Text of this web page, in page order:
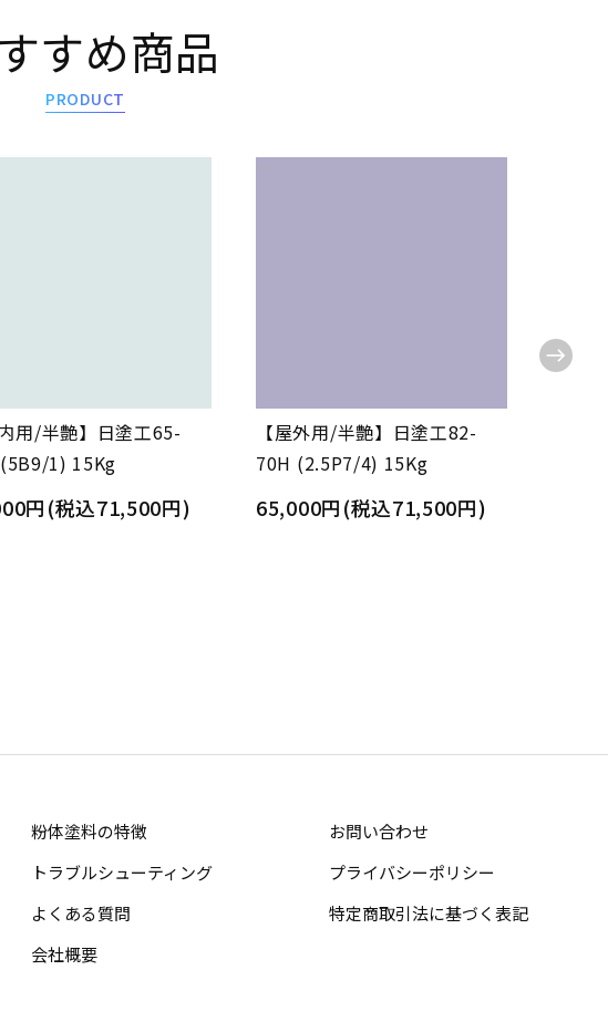
すめ商品
PRODUCT
内用/半艶】日塗工65-
1) 15Kg
円(税込71,500円)
【屋外用/半艶】日塗工82-
70H (2.5P7/4) 15Kg
65,000円(税込71,500円)
粉体塗料の特徴
トラブルシューティング
よくある質問
会社概要
お問い合わせ
プライバシーポリシー
特定商取引法に基づく表記